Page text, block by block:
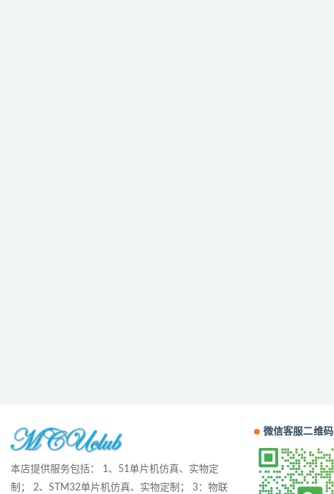
本店提供服务包括： 1、51单片机仿真、实物定
制； 2、STM32单片机仿真、实物定制； 3：物联
微信客服二维码